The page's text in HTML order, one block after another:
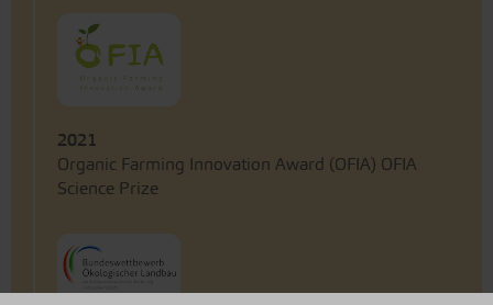
2021
Organic Farming Innovation Award (OFIA) OFIA
Science Prize